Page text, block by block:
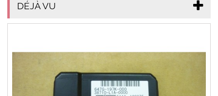
DÉJÀ VU